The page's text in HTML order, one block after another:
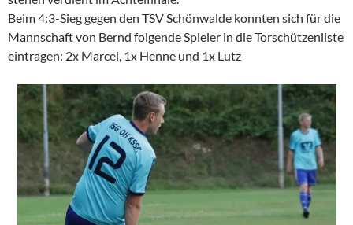
Beim 4:3-Sieg gegen den TSV Schönwalde konnten sich für die
Mannschaft von Bernd folgende Spieler in die Torschützenliste
eintragen: 2x Marcel, 1x Henne und 1x Lutz